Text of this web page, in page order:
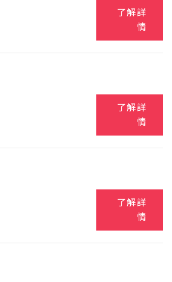
了解詳
情
了解詳
情
了解詳
情